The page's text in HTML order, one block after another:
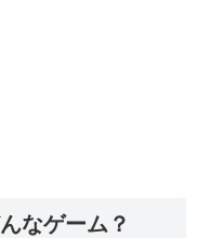
なゲーム？